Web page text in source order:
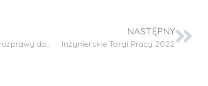
Publiczna obrona rozprawy doktorskiej – mgr inż. Kamila Zeńczak – Tomera
NASTĘPNY
Inżynierskie Targi Pracy 2022